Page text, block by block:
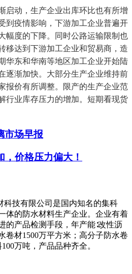
动，生产企业出库环比也有所增
到疫情影响，下游加工企业普遍开
幅度的下降。同时公路运输限制也
移达到下游加工企业和贸易商，造
华东和华南等地区加工企业开始陆
逐渐加快。大部分生产企业维持前
报价有所调整。限产的生产企业范
行业库存压力的增加。短期看现货
市场早报
，价格压力偏大！
科技有限公司是国内知名的集科
体的防水材料生产企业。企业有着
的产品检测手段，年产能∶改性沥
卷材1500万平方米；高分子防水卷
万吨，产品品种齐全。